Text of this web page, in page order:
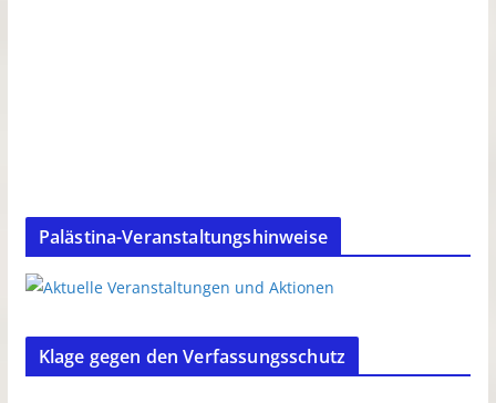
Palästina-Veranstaltungshinweise
Klage gegen den Verfassungsschutz